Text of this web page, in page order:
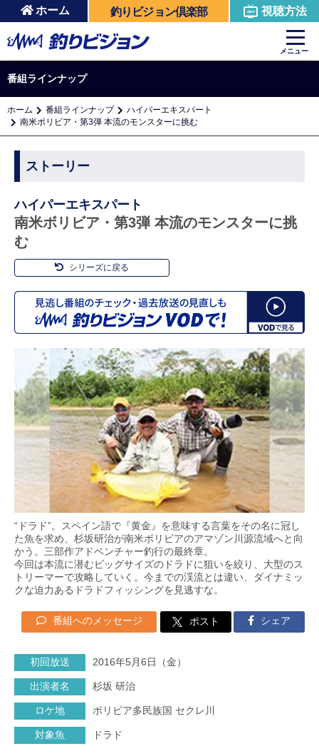
ホーム 釣りビジョン倶楽部 視聴方法
メニュー
番組ラインナップ
ホーム 番組ラインナップ
ハイパーエキスパート
南米ボリビア・第3弾 本流のモンスターに挑む
ストーリー
ハイパーエキスパート
南米ボリビア・第3弾 本流のモンスターに挑
む
シリーズに戻る
“ドラド”。スペイン語で『黄金』を意味する言葉をその名に冠し
た魚を求め、杉坂研治が南米ボリビアのアマゾン川源流域へと向
かう。三部作アドベンチャー釣行の最終章。
今回は本流に潜むビッグサイズのドラドに狙いを絞り、大型のス
トリーマーで攻略していく。今までの渓流とは違い、ダイナミッ
クな迫力あるドラドフィッシングを見逃すな。
番組へのメッセージ ポスト シェア
初回放送 2016年5月6日（金）
出演者名 杉坂 研治
ロケ地 ボリビア多民族国 セクレ川
対象魚 ドラド